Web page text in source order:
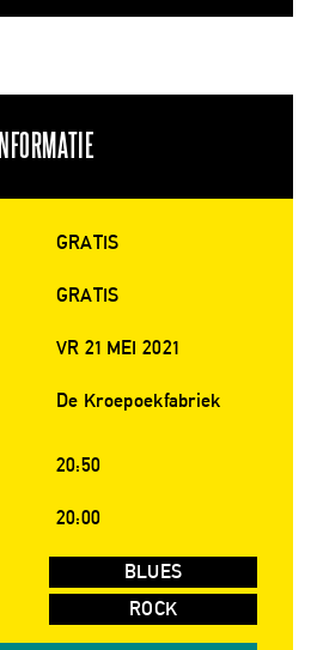
INFORMATIE
GRATIS
GRATIS
VR 21 MEI 2021
De Kroepoekfabriek
20:50
20:00
BLUES
ROCK